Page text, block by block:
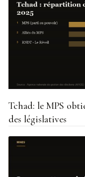
Tchad: le MPS
des législatives